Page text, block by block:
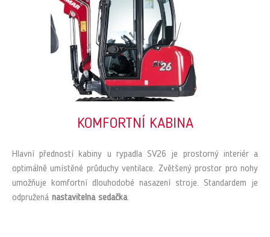
KOMFORTNÍ KABINA
Hlavní předností kabiny u rypadla SV26 je prostorný interiér a
optimálně umístěné průduchy ventilace. Zvětšený prostor pro nohy
umožňuje komfortní dlouhodobé nasazení stroje. Standardem je
odpružená nastavitelná sedačka.